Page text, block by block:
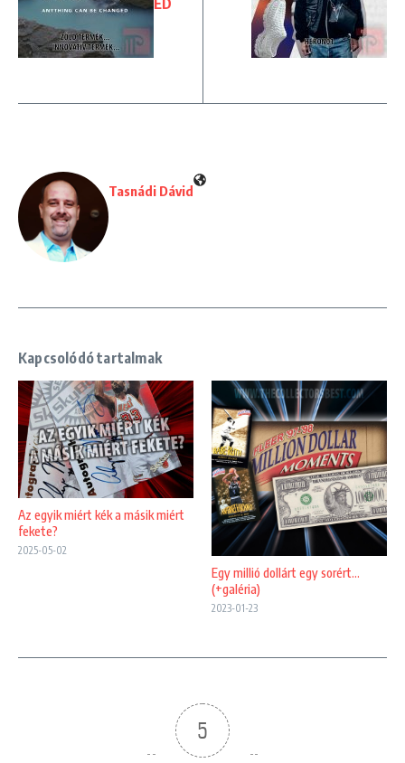
ED
Tasnádi Dávid
Kapcsolódó tartalmak
Az egyik miért kék a másik miért
fekete?
2025-05-02
Egy millió dollárt egy sorért…
(+galéria)
2023-01-23
5